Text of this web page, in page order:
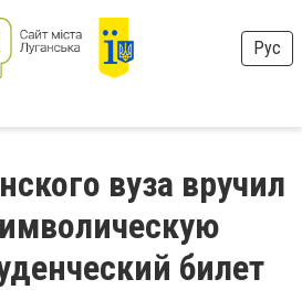
Рус
вуза вручил
билет